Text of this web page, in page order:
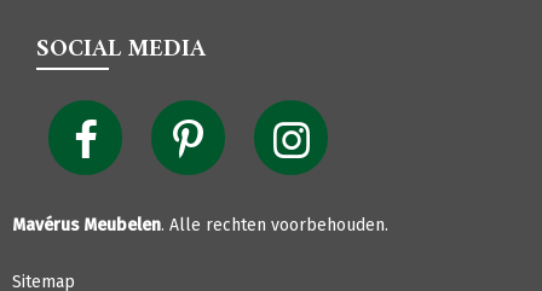
SOCIAL MEDIA
Mavérus Meubelen. Alle rechten voorbehouden.
Sitemap